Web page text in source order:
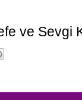
ve Sevgi